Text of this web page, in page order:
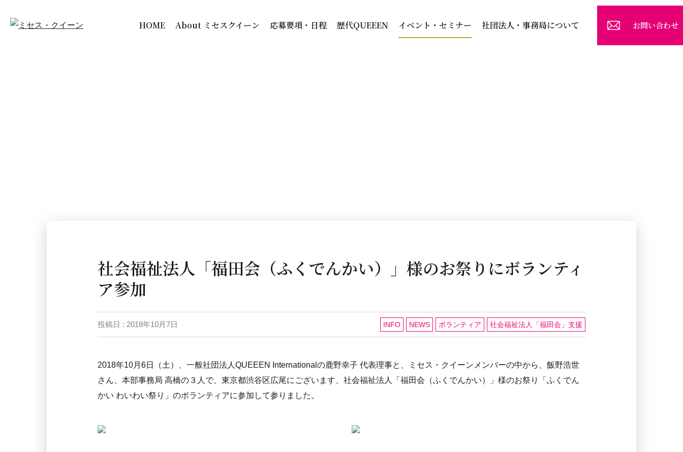
HOME About ミセスクイーン 応募要項・日程 歴代QUEEEN イベント・セミナー 社団法人・事務局について お問い合わせ
社会福祉法人「福田会（ふくでんかい）」様のお祭りにボランティ
ア参加
投稿日 : 2018年10月7日 INFO NEWS ボランティア 社会福祉法人「福田会」支援
2018年10月6日（土）、一般社団法人QUEEEN Internationalの鹿野幸子 代表理事と、ミセス・クイーンメンバーの中から、飯野浩世
さん、本部事務局 高橋の３人で、東京都渋谷区広尾にございます、社会福祉法人「福田会（ふくでんかい）」様のお祭り「ふくでん
かい わいわい祭り」のボランティアに参加して参りました。